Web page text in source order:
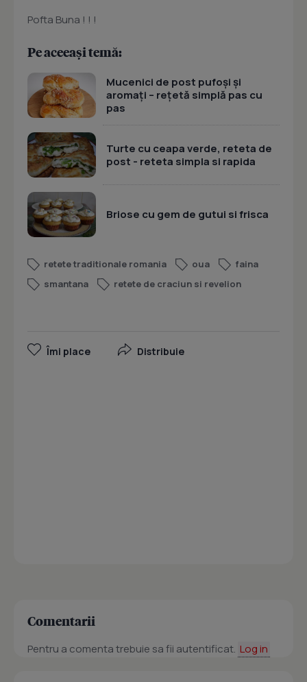
Pofta Buna ! ! !
Pe aceeași temă:
Mucenici de post pufoși și
aromați – rețetă simplă pas cu
pas
Turte cu ceapa verde, reteta de
post - reteta simpla si rapida
Briose cu gem de gutui si frisca
retete traditionale romania oua
faina
smantana
retete de craciun si revelion
Îmi place Distribuie
Comentarii
Pentru a comenta trebuie sa fii autentificat. Log in